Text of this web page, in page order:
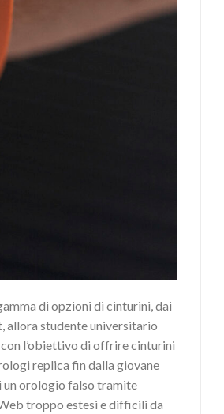
di opzioni di cinturini, dai
allora studente universitario
l’obiettivo di offrire cinturini
replica fin dalla giovane
un orologio falso tramite
troppo estesi e difficili da